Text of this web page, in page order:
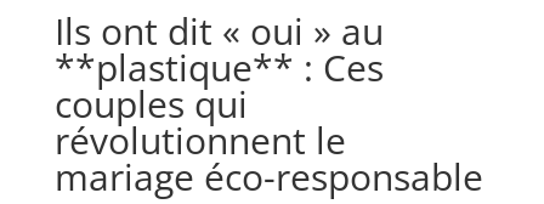
Ils ont dit « oui » au
**plastique** : Ces
couples qui
révolutionnent le
mariage éco-responsable